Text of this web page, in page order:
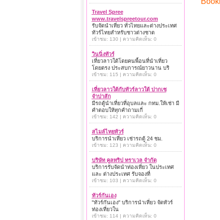
Travel Spree
www.travelspreetour.com
รับจัดนำเที่ยว ทั่วไทยและต่างประเทศ
ทัวร์ไทยสำหรับชาวต่างชาต
เข้าชม: 130 | ความคิดเห็น: 0
วินนิ่งทัวร์
เที่ยวลาวใต้โดยคนพื้อนที่นำเที่ยว
โดยตรง ประสบการณ์ยาวนาน บริ
เข้าชม: 115 | ความคิดเห็น: 0
เที่ยวลาวใต้กับทัวร์ลาวใต้ ปากเซ
จำปาสัก
มีรถตู้นำเที่ยวที่อุบลและ กทม.ให้เช่า มี
คำตอบให้ทุกคำถามเกี่
เข้าชม: 142 | ความคิดเห็น: 0
สไมล์ไทยทัวร์
บริการนำเที่ยว เช่ารถตู้ 24 ชม.
เข้าชม: 123 | ความคิดเห็น: 0
บริษัท คูลทริป ทราเวล จำกัด
บริการรับจัดนำท่องเที่ยว ในประเทศ
และ ต่างประเทศ รับจองที่
เข้าชม: 103 | ความคิดเห็น: 0
ทัวร์กันเอง
"ทัวร์กันเอง" บริการนำเที่ยว จัดทัวร์
ท่องเที่ยวใน
เข้าชม: 114 | ความคิดเห็น: 0